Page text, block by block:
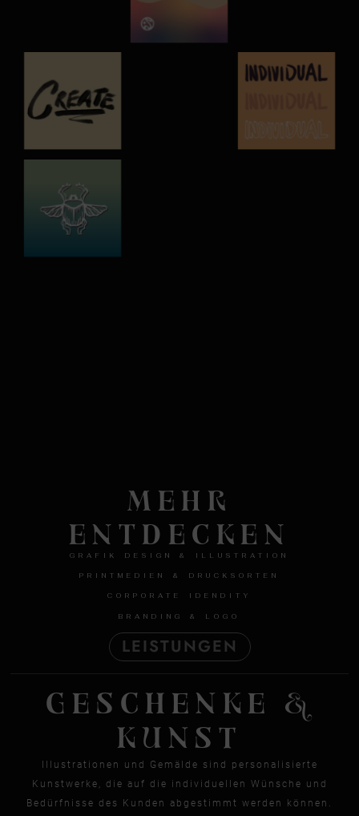
MEHR
ENTDECKEN
GRAFIK DESIGN & ILLUSTRATION
PRINTMEDIEN & DRUCKSORTEN
CORPORATE IDENDITY
BRANDING & LOGO
LEISTUNGEN
GESCHENKE &
KUNST
Illustrationen und Gemälde sind personalisierte
Kunstwerke, die auf die individuellen Wünsche und
Bedürfnisse des Kunden abgestimmt werden können.